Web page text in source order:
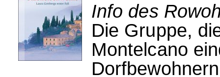
Info des
Die Gruppe,
Montelcano